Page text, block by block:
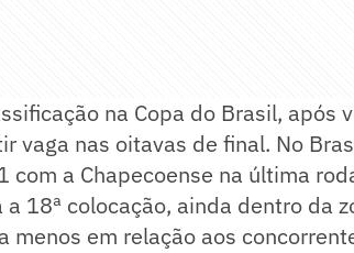
na Copa do Brasil, após
vaga nas oitavas de final. No
a Chapecoense na última
18ª colocação, ainda dentro da
menos em relação aos